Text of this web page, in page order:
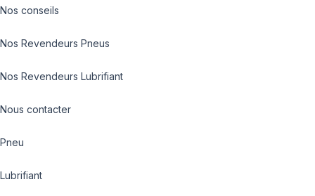
Nos conseils
Nos Revendeurs Pneus
Nos Revendeurs Lubrifiant
Nous contacter
Pneu
Lubrifiant